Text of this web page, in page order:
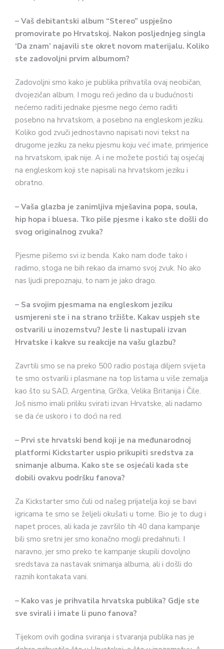
– Vaš debitantski album “Stereo” uspješno
promovirate po Hrvatskoj. Nakon posljednjeg singla
‘Da znam’ najavili ste okret novom materijalu. Koliko
ste zadovoljni prvim albumom?
Zadovoljni smo kako je publika prihvatila ovaj neobičan,
dvojezičan album. I mogu reći jedino da u budućnosti
nećemo raditi jednake pjesme nego ćemo raditi
posebno na hrvatskom, a posebno na engleskom jeziku.
Koliko god zvuči jednostavno napisati novi tekst na
drugome jeziku za neku pjesmu koju već imate, primjerice
na hrvatskom, ipak nije. A i ne možete postići taj osjećaj
na engleskom koji ste napisali na hrvatskom jeziku i
obratno.
– Vaša glazba je zanimljiva mješavina popa, soula,
hip hopa i bluesa. Tko piše pjesme i kako ste došli do
svog originalnog zvuka?
Pjesme pišemo svi iz benda. Kako nam dođe tako i
radimo, stoga ne bih rekao da imamo svoj zvuk. No ako
nas ljudi prepoznaju, to nam je jako drago.
– Sa svojim pjesmama na engleskom jeziku
usmjereni ste i na strano tržište. Kakav uspjeh ste
ostvarili u inozemstvu? Jeste li nastupali izvan
Hrvatske i kakve su reakcije na vašu glazbu?
Zavrtili smo se na preko 500 radio postaja diljem svijeta
te smo ostvarili i plasmane na top listama u više zemalja
kao što su SAD, Argentina, Grčka, Velika Britanija i Čile.
Još nismo imali priliku svirati izvan Hrvatske, ali nadamo
se da će uskoro i to doći na red.
– Prvi ste hrvatski bend koji je na međunarodnoj
platformi Kickstarter uspio prikupiti sredstva za
snimanje albuma. Kako ste se osjećali kada ste
dobili ovakvu podršku fanova?
Za Kickstarter smo čuli od našeg prijatelja koji se bavi
igricama te smo se željeli okušati u tome. Bio je to dug i
napet proces, ali kada je završilo tih 40 dana kampanje
bili smo sretni jer smo konačno mogli predahnuti. I
naravno, jer smo preko te kampanje skupili dovoljno
sredstava za nastavak snimanja albuma, ali i došli do
raznih kontakata vani.
– Kako vas je prihvatila hrvatska publika? Gdje ste
sve svirali i imate li puno fanova?
Tijekom ovih godina sviranja i stvaranja publika nas je